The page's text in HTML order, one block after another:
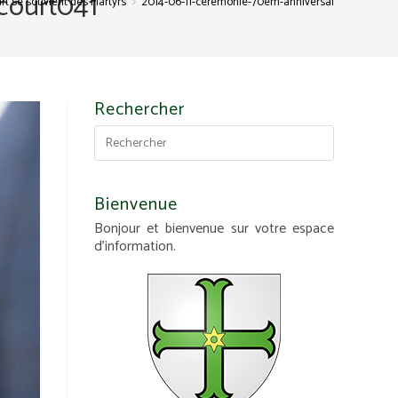
Rechercher
Bienvenue
Bonjour et bienvenue sur votre espace
d'information.